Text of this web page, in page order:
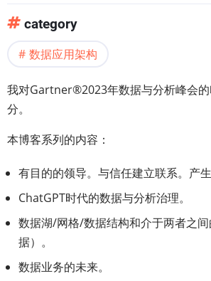
category
数据应用架构
我对Gartner®2023年数据与分析峰会
分。
本博客系列的内容：
有目的的领导。与信任建立联系。产生
ChatGPT时代的数据与分析治理。
数据湖/网格/数据结构和介于两者之
据）。
数据业务的未来。